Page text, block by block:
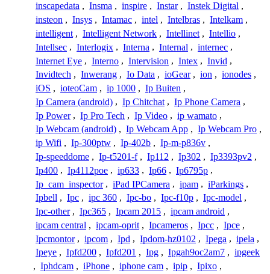
inscapedata , Insma , inspire , Instar , Instek Digital ,
insteon , Insys , Intamac , intel , Intelbras , Intelkam ,
intelligent , Intelligent Network , Intellinet , Intellio ,
Intellsec , Interlogix , Interna , Internal , internec ,
Internet Eye , Interno , Intervision , Intex , Invid ,
Invidtech , Inwerang , Io Data , ioGear , ion , ionodes ,
iOS , ioteoCam , ip 1000 , Ip Buiten ,
Ip Camera (android) , Ip Chitchat , Ip Phone Camera ,
Ip Power , Ip Pro Tech , Ip Video , ip wamato ,
Ip Webcam (android) , Ip Webcam App , Ip Webcam Pro ,
ip Wifi , Ip-300ptw , Ip-402b , Ip-m-p836v ,
Ip-speeddome , Ip-t5201-f , Ip112 , Ip302 , Ip3393pv2 ,
Ip400 , Ip4112poe , ip633 , Ip66 , Ip6795p ,
Ip_cam_inspector , iPad IPCamera , ipam , iParkings ,
Ipbell , Ipc , ipc 360 , Ipc-bo , Ipc-f10p , Ipc-model ,
Ipc-other , Ipc365 , Ipcam 2015 , ipcam android ,
ipcam central , ipcam-oprit , Ipcameros , Ipcc , Ipce ,
Ipcmontor , ipcom , Ipd , Ipdom-hz0102 , Ipega , ipela ,
Ipeye , Ipfd200 , Ipfd201 , Ipg , Ipgah9oc2am7 , ipgeek
, Iphdcam , iPhone , iphone cam , ipip , Ipixo ,